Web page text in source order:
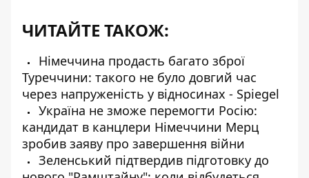
ЧИТАЙТЕ ТАКОЖ:
Німеччина продасть багато зброї
Туреччини: такого не було довгий час
через напруженість у відносинах - Spiegel
Україна не зможе перемогти Росію:
кандидат в канцлери Німеччини Мерц
зробив заяву про завершення війни
Зеленський підтвердив підготовку до